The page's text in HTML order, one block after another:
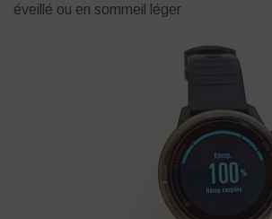
éveillé ou en sommeil léger